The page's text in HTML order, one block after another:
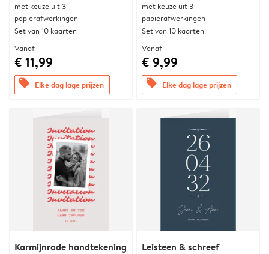
met keuze uit 3
papierafwerkingen
Set van 10 kaarten
Vanaf
€ 11,99
offers Elke dag lage prijzen
met keuze uit 3
papierafwerkingen
Set van 10 kaarten
Vanaf
€ 9,99
offers Elke dag lage prijzen
Karmijnrode handtekening Leisteen & schreef